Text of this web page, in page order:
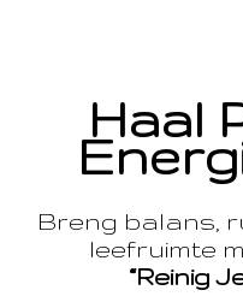
Haal
Breng balans,
leefruimte
“Reinig